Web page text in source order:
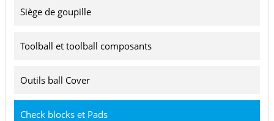
Siège de goupille
Toolball et toolball composants
Outils ball Cover
Check blocks et Pads